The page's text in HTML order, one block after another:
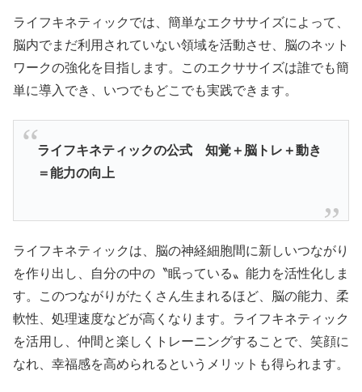
ライフキネティックでは、簡単なエクササイズによって、
脳内でまだ利用されていない領域を活動させ、脳のネット
ワークの強化を目指します。このエクササイズは誰でも簡
単に導入でき、いつでもどこでも実践できます。
ライフキネティックの公式 知覚＋脳トレ＋動き
＝能力の向上
ライフキネティックは、脳の神経細胞間に新しいつながり
を作り出し、自分の中の〝眠っている〟能力を活性化しま
す。このつながりがたくさん生まれるほど、脳の能力、柔
軟性、処理速度などが高くなります。ライフキネティック
を活用し、仲間と楽しくトレーニングすることで、笑顔に
なれ、幸福感を高められるというメリットも得られます。